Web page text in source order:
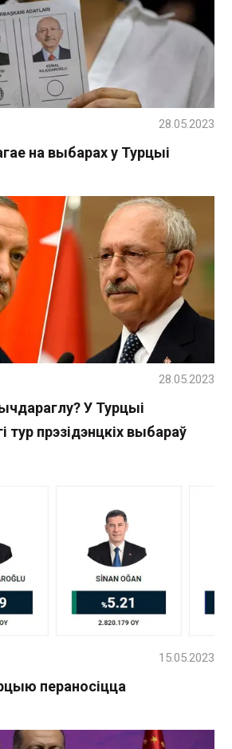
на выбарах у Турцыі
28.05.2023
У Турцыі
тур прэзідэнцкіх выбараў
28.05.2023
пераносіцца
15.05.2023